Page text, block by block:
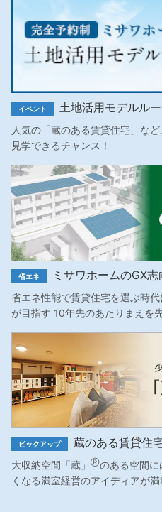
イベント 土地活用モデルル
人気の「蔵のある賃貸住宅」な
見学できるチャンス！
省エネ ミサワホームのGX
省エネ性能で賃貸住宅を選ぶ時
が目指す 10年先のあたりまえを
ピックアップ 蔵のある賃貸住
大収納空間「蔵」 Ⓡのある空間に
くなる満室経営のアイディアが満